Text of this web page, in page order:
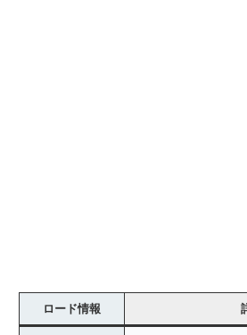
ロード情報